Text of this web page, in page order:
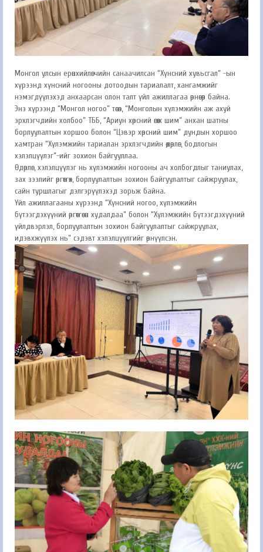
Монгол улсын ерөнхийлөгчийн санаачилсан “Хүнсний хувьсгал” -ын
хүрээнд хүнсний ногооны дотоодын тариалалт, хангамжийг
нэмэгдүүлэхэд анхаарсан олон талт үйл ажиллагаа өрнөсөөр байна.
Энэ хүрээнд “Монгол ногоо” төсөл, “Монголын хүлэмжийн аж ахуй
эрхлэгчдийн холбоо” ТББ, “Ариун хөрсний өгөөж шим” анхан шатны
борлуулалтын хоршоо болон “Цэвэр хөрсний шим” дундын хоршоо
хамтран “Хүлэмжийн тариалан эрхлэгчдийн өдөрлөг, бодлогын
хэлэлцүүлэг”-ийг зохион байгууллаа.
Өдөрлөг, хэлэлцүүлэг нь хүлэмжийн ногооны ач холбогдлыг таниулах,
зах зээлийг өргөтгөх, борлуулалтын зохион байгуулалтыг сайжруулах,
сайн туршлагыг дэлгэрүүлэхэд зорьж байна.
Үйл ажиллагааны хүрээнд “Хүнсний ногоо, хүлэмжийн
бүтээгдэхүүний өргөтгөсөн худалдаа” болон “Хүлэмжийн бүтээгдэхүүний
үйлдвэрлэл, борлуулалтын зохион байгуулалтыг сайжруулах,
идэвхжүүлэх нь” сэдэвт хэлэлцүүлгийг өрнүүлсэн.